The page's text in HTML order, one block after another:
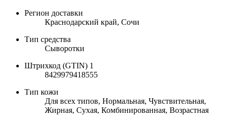
Регион доставки
Краснодарский край, Сочи
Тип средства
Сыворотки
Штрихкод (GTIN) 1
8429979418555
Тип кожи
Для всех типов, Нормальная, Чувствительная,
Жирная, Сухая, Комбинированная, Возрастная